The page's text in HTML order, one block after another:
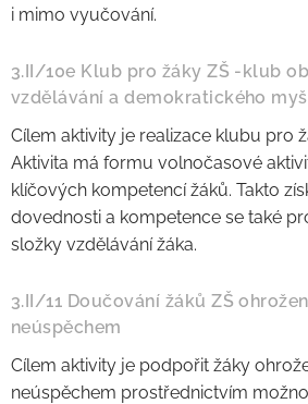
i mimo vyučování.
3.II/10e Klub pro žáky ZŠ -klub
vzdělávání a demokratického
Cílem aktivity je realizace klubu pro
Aktivita má formu volnočasové
klíčových kompetencí žáků. Takto
dovednosti a kompetence se také
složky vzdělávání žáka.
3.II/11 Doučování žáků ZŠ
neúspěchem
Cílem aktivity je podpořit žáky
neúspěchem prostřednictvím